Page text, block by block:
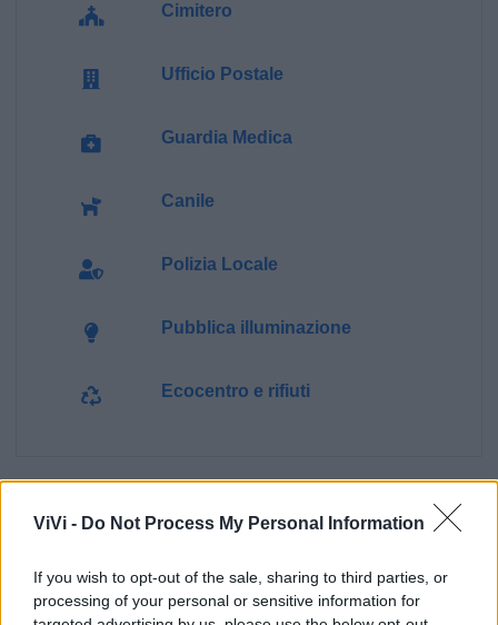
ViVi - Do Not Process My Personal Information
If you wish to opt-out of the sale, sharing to third parties, or
processing of your personal or sensitive information for
Cimitero
Ufficio Postale
Guardia Medica
Canile
Polizia Locale
Pubblica illuminazione
Ecocentro e rifiuti